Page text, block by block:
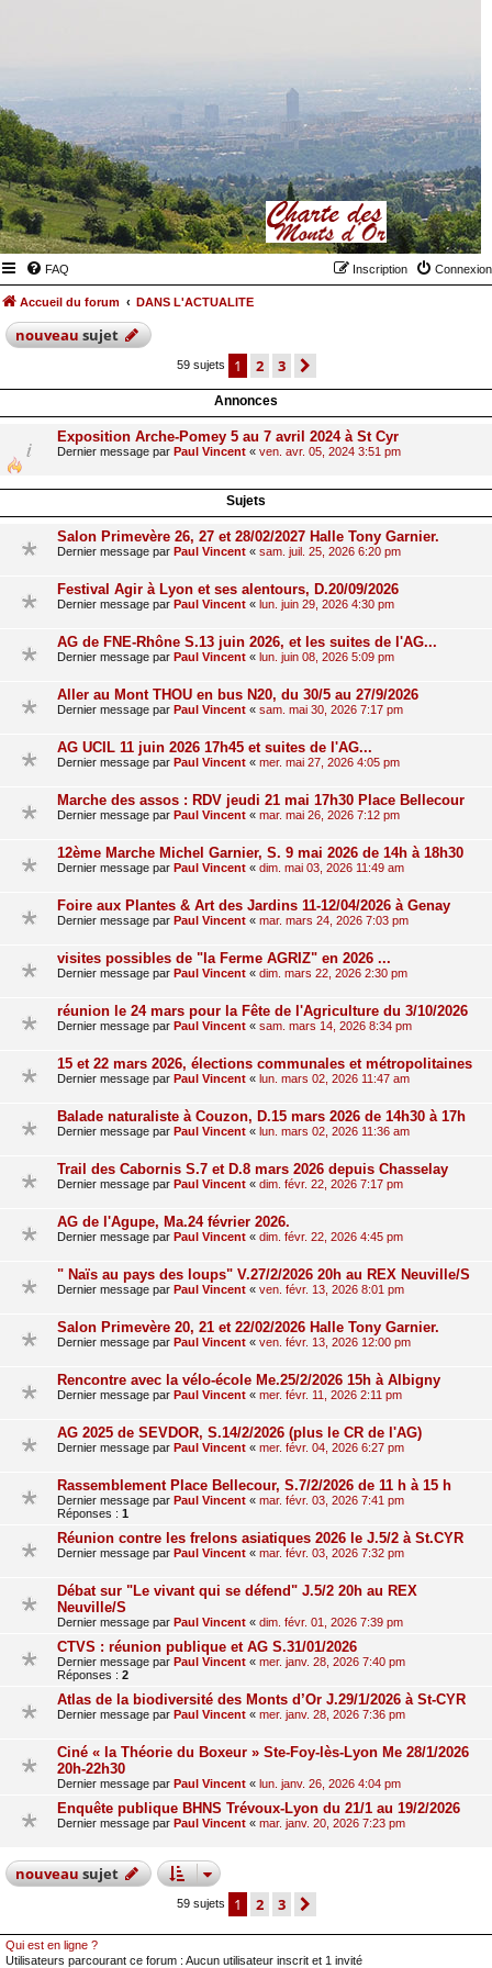
FAQ Connexion
Inscription
Accueil du forum DANS L'ACTUALITE
nouveausujet
59 sujets 1 2 3
Annonces
Exposition Arche-Pomey 5 au 7 avril 2024 à St Cyr
Dernier message par Paul Vincent « ven. avr. 05, 2024 3:51 pm
Sujets
Salon Primevère 26, 27 et 28/02/2027 Halle Tony Garnier.
Dernier message par Paul Vincent « sam. juil. 25, 2026 6:20 pm
Festival Agir à Lyon et ses alentours, D.20/09/2026
Dernier message par Paul Vincent « lun. juin 29, 2026 4:30 pm
AG de FNE-Rhône S.13 juin 2026, et les suites de l'AG...
Dernier message par Paul Vincent « lun. juin 08, 2026 5:09 pm
Aller au Mont THOU en bus N20, du 30/5 au 27/9/2026
Dernier message par Paul Vincent « sam. mai 30, 2026 7:17 pm
AG UCIL 11 juin 2026 17h45 et suites de l'AG...
Dernier message par Paul Vincent « mer. mai 27, 2026 4:05 pm
Marche des assos : RDV jeudi 21 mai 17h30 Place Bellecour
Dernier message par Paul Vincent « mar. mai 26, 2026 7:12 pm
12ème Marche Michel Garnier, S. 9 mai 2026 de 14h à 18h30
Dernier message par Paul Vincent « dim. mai 03, 2026 11:49 am
Foire aux Plantes & Art des Jardins 11-12/04/2026 à Genay
Dernier message par Paul Vincent « mar. mars 24, 2026 7:03 pm
visites possibles de "la Ferme AGRIZ" en 2026 ...
Dernier message par Paul Vincent « dim. mars 22, 2026 2:30 pm
réunion le 24 mars pour la Fête de l'Agriculture du 3/10/2026
Dernier message par Paul Vincent « sam. mars 14, 2026 8:34 pm
15 et 22 mars 2026, élections communales et métropolitaines
Dernier message par Paul Vincent « lun. mars 02, 2026 11:47 am
Balade naturaliste à Couzon, D.15 mars 2026 de 14h30 à 17h
Dernier message par Paul Vincent « lun. mars 02, 2026 11:36 am
Trail des Cabornis S.7 et D.8 mars 2026 depuis Chasselay
Dernier message par Paul Vincent « dim. févr. 22, 2026 7:17 pm
AG de l'Agupe, Ma.24 février 2026.
Dernier message par Paul Vincent « dim. févr. 22, 2026 4:45 pm
" Naïs au pays des loups" V.27/2/2026 20h au REX Neuville/S
Dernier message par Paul Vincent « ven. févr. 13, 2026 8:01 pm
Salon Primevère 20, 21 et 22/02/2026 Halle Tony Garnier.
Dernier message par Paul Vincent « ven. févr. 13, 2026 12:00 pm
Rencontre avec la vélo-école Me.25/2/2026 15h à Albigny
Dernier message par Paul Vincent « mer. févr. 11, 2026 2:11 pm
AG 2025 de SEVDOR, S.14/2/2026 (plus le CR de l'AG)
Dernier message par Paul Vincent « mer. févr. 04, 2026 6:27 pm
Rassemblement Place Bellecour, S.7/2/2026 de 11 h à 15 h
Dernier message par Paul Vincent « mar. févr. 03, 2026 7:41 pm
Réponses : 1
Réunion contre les frelons asiatiques 2026 le J.5/2 à St.CYR
Dernier message par Paul Vincent « mar. févr. 03, 2026 7:32 pm
Débat sur "Le vivant qui se défend" J.5/2 20h au REX
Neuville/S
Dernier message par Paul Vincent « dim. févr. 01, 2026 7:39 pm
CTVS : réunion publique et AG S.31/01/2026
Dernier message par Paul Vincent « mer. janv. 28, 2026 7:40 pm
Réponses : 2
Atlas de la biodiversité des Monts d’Or J.29/1/2026 à St-CYR
Dernier message par Paul Vincent « mer. janv. 28, 2026 7:36 pm
Ciné « la Théorie du Boxeur » Ste-Foy-lès-Lyon Me 28/1/2026
20h-22h30
Dernier message par Paul Vincent « lun. janv. 26, 2026 4:04 pm
Enquête publique BHNS Trévoux-Lyon du 21/1 au 19/2/2026
Dernier message par Paul Vincent « mar. janv. 20, 2026 7:23 pm
nouveausujet
59 sujets 1 2 3
Qui est en ligne ?
Utilisateurs parcourant ce forum : Aucun utilisateur inscrit et 1 invité